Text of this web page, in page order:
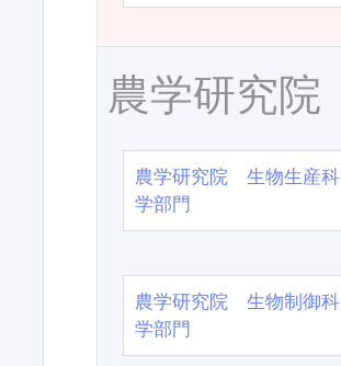
農学研究院
農学研究院 生物生産科
学部門
農学研究院 生物制御科
学部門